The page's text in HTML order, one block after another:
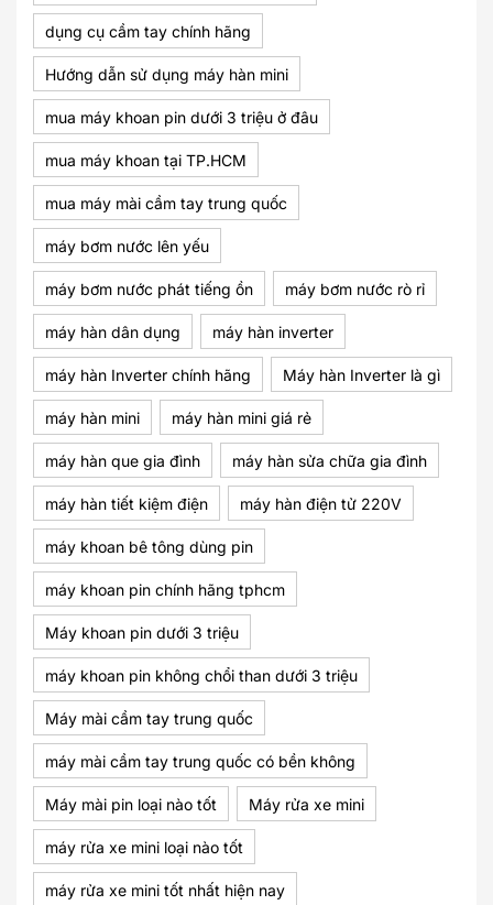
dụng cụ cầm tay chính hãng
Hướng dẫn sử dụng máy hàn mini
mua máy khoan pin dưới 3 triệu ở đâu
mua máy khoan tại TP.HCM
mua máy mài cầm tay trung quốc
máy bơm nước lên yếu
máy bơm nước phát tiếng ồn máy bơm nước rò rỉ
máy hàn dân dụng máy hàn inverter
máy hàn Inverter chính hãng Máy hàn Inverter là gì
máy hàn mini máy hàn mini giá rẻ
máy hàn que gia đình máy hàn sửa chữa gia đình
máy hàn tiết kiệm điện máy hàn điện tử 220V
máy khoan bê tông dùng pin
máy khoan pin chính hãng tphcm
Máy khoan pin dưới 3 triệu
máy khoan pin không chổi than dưới 3 triệu
Máy mài cầm tay trung quốc
máy mài cầm tay trung quốc có bền không
Máy mài pin loại nào tốt Máy rửa xe mini
máy rửa xe mini loại nào tốt
máy rửa xe mini tốt nhất hiện nay